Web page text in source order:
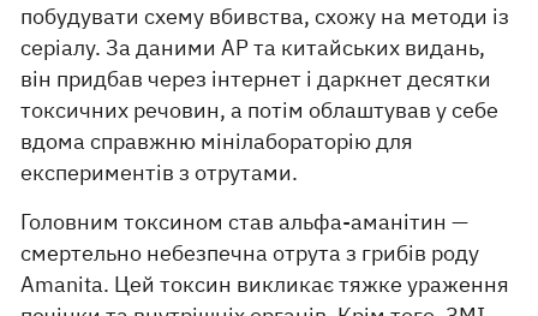
побудувати схему вбивства, схожу на методи із
серіалу. За даними AP та китайських видань,
він придбав через інтернет і даркнет десятки
токсичних речовин, а потім облаштував у себе
вдома справжню мінілабораторію для
експериментів з отрутами.
Головним токсином став альфа-аманітин —
смертельно небезпечна отрута з грибів роду
Amanita. Цей токсин викликає тяжке ураження